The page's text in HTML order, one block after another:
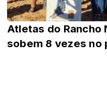
Atletas do Rancho
sobem 8 vezes no